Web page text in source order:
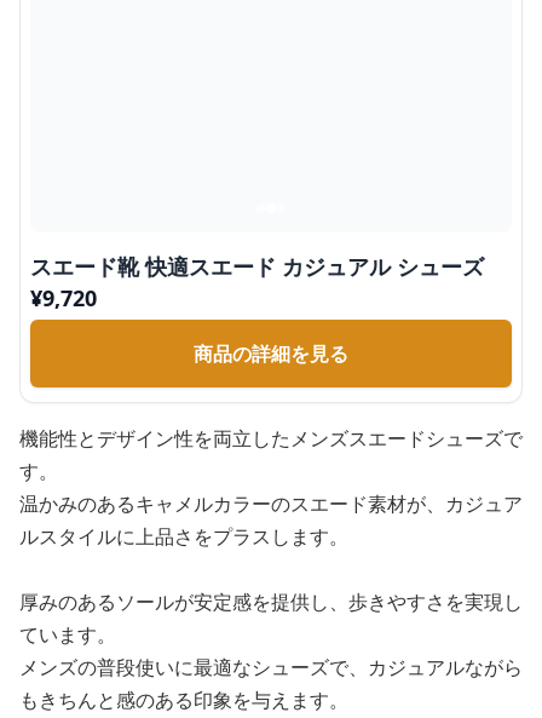
スエード靴 快適スエード カジュアル シューズ
¥9,720
商品の詳細を見る
機能性とデザイン性を両立したメンズスエードシューズで
す。
温かみのあるキャメルカラーのスエード素材が、カジュア
ルスタイルに上品さをプラスします。
厚みのあるソールが安定感を提供し、歩きやすさを実現し
ています。
メンズの普段使いに最適なシューズで、カジュアルながら
もきちんと感のある印象を与えます。